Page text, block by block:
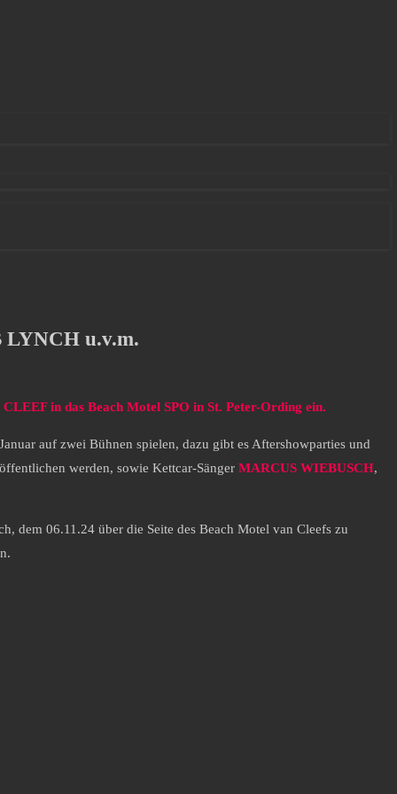
u.v.m.
in das Beach Motel SPO in St. Peter-Ording ein.
auf zwei Bühnen spielen, dazu gibt es Aftershowparties und
werden, sowie Kettcar-Sänger MARCUS WIEBUSCH,
dem 06.11.24 über die Seite des Beach Motel van Cleefs zu